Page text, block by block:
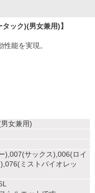
ック)(男女兼用)】
能を実現。
女兼用)
),007(サックス),006(ロイ
ミストバイオレッ